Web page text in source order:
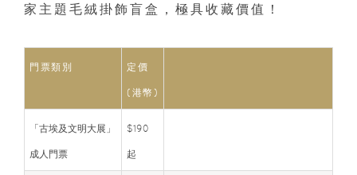
家主題毛絨掛飾盲盒，極具收藏價值！
門票類別 定價
(港幣)
「古埃及文明大展」
成人門票
$190
起